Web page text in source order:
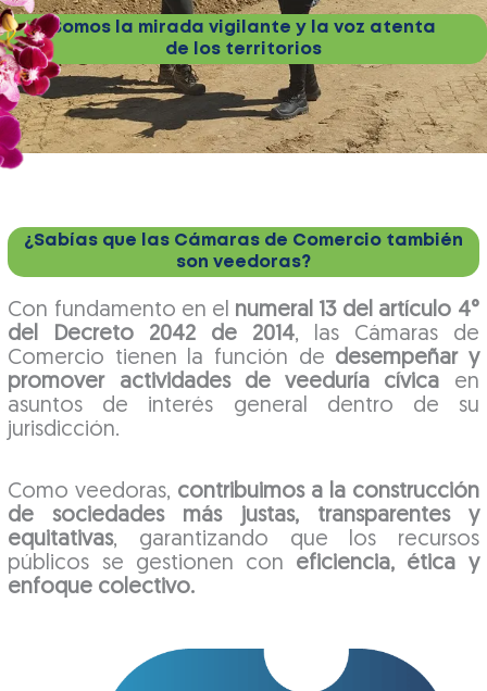
Somos la mirada vigilante y la voz atenta
de los territorios
¿Sabías que las Cámaras de Comercio también
son veedoras?
Con fundamento en el numeral 13 del artículo 4°
del Decreto 2042 de 2014, las Cámaras de
Comercio tienen la función de desempeñar y
promover actividades de veeduría cívica en
asuntos de interés general dentro de su
jurisdicción.
Como veedoras, contribuimos a la construcción
de sociedades más justas, transparentes y
equitativas, garantizando que los recursos
públicos se gestionen con eficiencia, ética y
enfoque colectivo.